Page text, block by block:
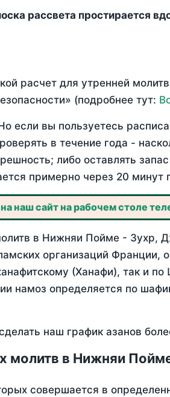
рассвета простирается
расчет для утренней
(подробнее тут:
если вы пользуетесь
в течение года -
либо оставлять
примерно через 20 минут
наш сайт на рабочем столе
в Нижняи Пойме - Зухр,
организаций
(Ханафи), так и
намоз определяется по
наш график азанов
молитв в Нижняи
совершается в